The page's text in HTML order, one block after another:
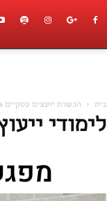
בית הכשרת יועצים עסקיים 2026
לימודי